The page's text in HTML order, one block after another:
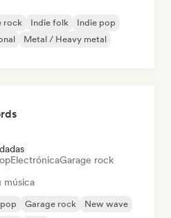
rock Indie folk
Indie pop
Metal / Heavy metal
ElectrónicaGarage rock
música
Garage rock
New wave